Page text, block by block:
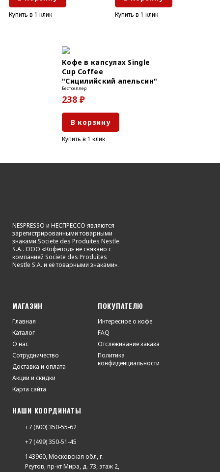
Купить в 1 клик Купить в 1 клик
Кофе в капсулах Single
Cup Coffee
"Сицилийский апельсин"
Бестселлер
238 ₽
В корзину
Купить в 1 клик
NESPRESSO и НЕСПРЕССО являются
зарегистрированными товарными
знаками Societe des Produites Nestle
S.A.. ООО «Кофепод» не связано с
компанией Societe des Produites
Nestle S.A. и её товарными знаками».
МАГАЗИН
Главная
Каталог
О нас
Сотрудничество
Доставка и оплата
Акции и скидки
Карта сайта
ПОКУПАТЕЛЮ
Интересное о кофе
FAQ
Отслеживание заказа
Политика
конфиденциальности
НАШИ КООРДИНАТЫ
+7 (800) 350-55-62
+7 (499) 350-51-45
143960, Московская обл, г.
Реутов, пр-кт Мира, д. 73, этаж 2,